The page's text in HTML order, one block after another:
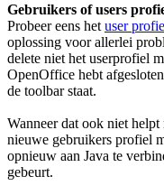
Gebruikers of users
Probeer eens het user
oplossing voor allerlei
delete niet het userprofiel
OpenOffice hebt
de toolbar staat.
Wanneer dat ook niet
nieuwe gebruikers profiel
opnieuw aan Java te
gebeurt.